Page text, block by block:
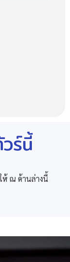
ร์นี้
ห้ ณ ด้านล่างนี้